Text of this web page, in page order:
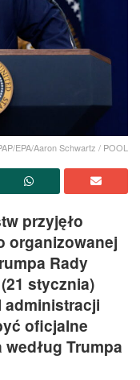
EPA/Aaron Schwartz / POOL
przyjęło
organizowanej
Rady
stycznia)
administracji
oficjalne
Trumpa